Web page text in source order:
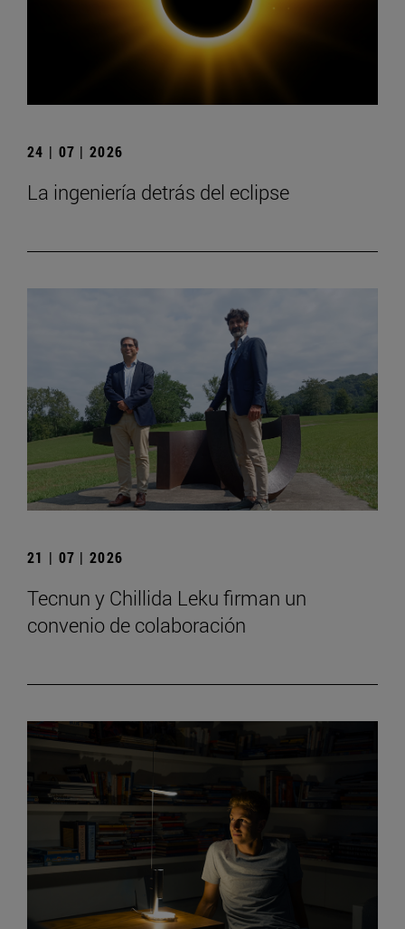
24 | 07 | 2026
La ingeniería detrás del eclipse
21 | 07 | 2026
Tecnun y Chillida Leku firman un
convenio de colaboración